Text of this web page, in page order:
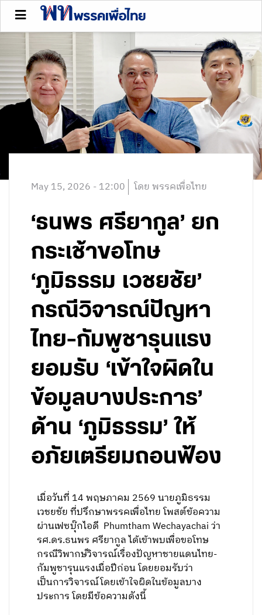
May 15, 2026 - 12:00 โดย พรรคเพื่อไทย
‘ธนพร ศรียากูล’ ยก
กระเช้าขอโทษ
‘ภูมิธรรม เวชยชัย’
กรณีวิจารณ์ปัญหา
ไทย-กัมพูชารุนแรง
ยอมรับ ‘เข้าใจผิดใน
ข้อมูลบางประการ’
ด้าน ‘ภูมิธรรม’ ให้
อภัยเตรียมถอนฟ้อง
เมื่อวันที่ 14 พฤษภาคม 2569 นายภูมิธรรม
เวชยชัย ที่ปรึกษาพรรคเพื่อไทย โพสต์ข้อความ
ผ่านเฟซบุ๊กไอดี Phumtham Wechayachai ว่า
รศ.ดร.ธนพร ศรียากูล ได้เข้าพบเพื่อขอโทษ
กรณีวิพากษ์วิจารณ์เรื่องปัญหาชายแดนไทย-
กัมพูชารุนแรงเมื่อปีก่อน โดยยอมรับว่า
เป็นการวิจารณ์โดยเข้าใจผิดในข้อมูลบาง
ประการ โดยมีข้อความดังนี้